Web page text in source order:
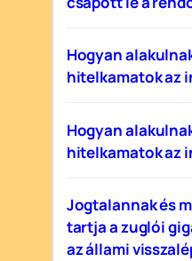
Hogyan
hitelkamatok az
Hogyan
hitelkamatok az
Jogtalannak és
tartja a zuglói
az állami